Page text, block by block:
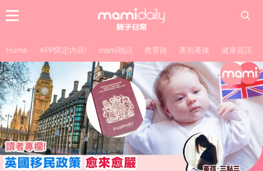
Home APP限定內容! mami熱話 教育路 產前產後 健康資訊